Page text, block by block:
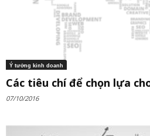
Ý tưởng kinh doanh
Các tiêu chí để chọn lựa
07/10/2016